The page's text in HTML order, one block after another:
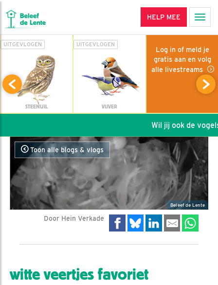
HELP MEE
UITGEVLOGEN
STEENUIL
UITGEVLOGEN
VIJVER
Log in of meld je
gratis aan en volg
alle livestreams
Wil jij ook de
Toon alle blogs & vlogs
Beleef de Lente
Door Hein Verkade
witte veertjes favoriet